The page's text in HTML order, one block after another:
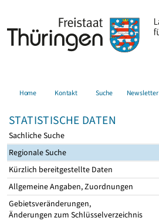
Home Kontakt Suche Newsletter
STATISTISCHE DATEN
Sachliche Suche
Regionale Suche
Kürzlich bereitgestellte Daten
Allgemeine Angaben, Zuordnungen
Gebietsveränderungen,
Änderungen zum Schlüsselverzeichnis